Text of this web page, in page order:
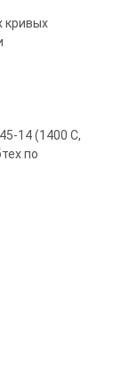
кривых
14 (1400 С,
по